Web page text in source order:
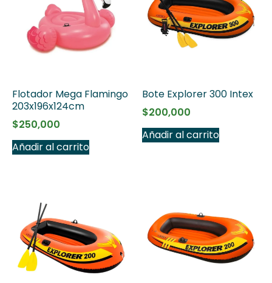
Flotador Mega Flamingo
203x196x124cm
$250,000
Añadir al carrito
Bote Explorer 300 Intex
$200,000
Añadir al carrito